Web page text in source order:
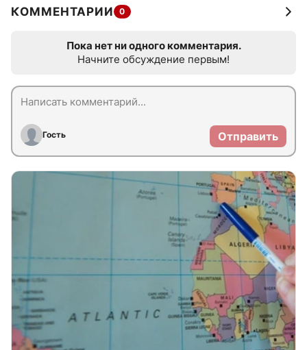
КОММЕНТАРИИ 0
Пока нет ни одного комментария.
Начните обсуждение первым!
Гость Отправить